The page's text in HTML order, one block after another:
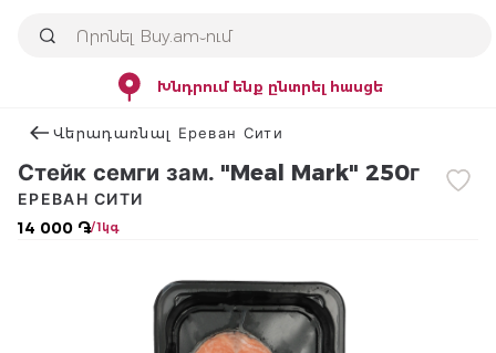
Խնդրում ենք ընտրել հասցե
Վերադառնալ Ереван Сити
Стейк семги зам. "Meal Mark" 250г
14 000 ֏/ 1կգ
ЕРЕВАН СИТИ